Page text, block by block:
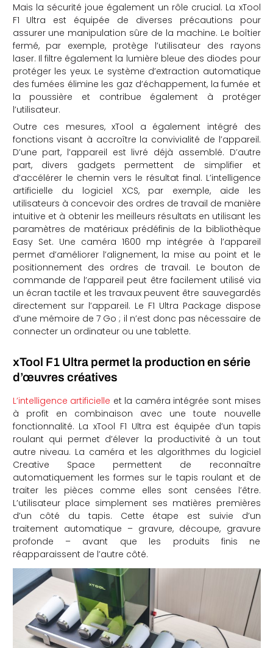
Mais la sécurité joue également un rôle crucial. La xTool
F1 Ultra est équipée de diverses précautions pour
assurer une manipulation sûre de la machine. Le boîtier
fermé, par exemple, protège l’utilisateur des rayons
laser. Il filtre également la lumière bleue des diodes pour
protéger les yeux. Le système d’extraction automatique
des fumées élimine les gaz d’échappement, la fumée et
la poussière et contribue également à protéger
l’utilisateur.
Outre ces mesures, xTool a également intégré des
fonctions visant à accroître la convivialité de l’appareil.
D’une part, l’appareil est livré déjà assemblé. D’autre
part, divers gadgets permettent de simplifier et
d’accélérer le chemin vers le résultat final. L’intelligence
artificielle du logiciel XCS, par exemple, aide les
utilisateurs à concevoir des ordres de travail de manière
intuitive et à obtenir les meilleurs résultats en utilisant les
paramètres de matériaux prédéfinis de la bibliothèque
Easy Set. Une caméra 1600 mp intégrée à l’appareil
permet d’améliorer l’alignement, la mise au point et le
positionnement des ordres de travail. Le bouton de
commande de l’appareil peut être facilement utilisé via
un écran tactile et les travaux peuvent être sauvegardés
directement sur l’appareil. Le F1 Ultra Package dispose
d’une mémoire de 7 Go ; il n’est donc pas nécessaire de
connecter un ordinateur ou une tablette.
xTool F1 Ultra permet la production en série
d’œuvres créatives
L’intelligence artificielle et la caméra intégrée sont mises
à profit en combinaison avec une toute nouvelle
fonctionnalité. La xTool F1 Ultra est équipée d’un tapis
roulant qui permet d’élever la productivité à un tout
autre niveau. La caméra et les algorithmes du logiciel
Creative Space permettent de reconnaître
automatiquement les formes sur le tapis roulant et de
traiter les pièces comme elles sont censées l’être.
L’utilisateur place simplement ses matières premières
d’un côté du tapis. Cette étape est suivie d’un
traitement automatique – gravure, découpe, gravure
profonde – avant que les produits finis ne
réapparaissent de l’autre côté.